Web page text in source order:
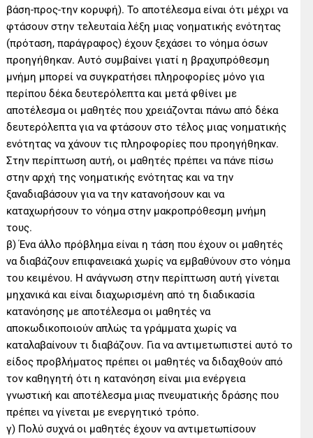
βάση-προς-την κορυφή). Το αποτέλεσμα είναι ότι μέχρι να
φτάσουν στην τελευταία λέξη μιας νοηματικής ενότητας
(πρόταση, παράγραφος) έχουν ξεχάσει το νόημα όσων
προηγήθηκαν. Αυτό συμβαίνει γιατί η βραχυπρόθεσμη
μνήμη μπορεί να συγκρατήσει πληροφορίες μόνο για
περίπου δέκα δευτερόλεπτα και μετά φθίνει με
αποτέλεσμα οι μαθητές που χρειάζονται πάνω από δέκα
δευτερόλεπτα για να φτάσουν στο τέλος μιας νοηματικής
ενότητας να χάνουν τις πληροφορίες που προηγήθηκαν.
Στην περίπτωση αυτή, οι μαθητές πρέπει να πάνε πίσω
στην αρχή της νοηματικής ενότητας και να την
ξαναδιαβάσουν για να την κατανοήσουν και να
καταχωρήσουν το νόημα στην μακροπρόθεσμη μνήμη
τους.
β) Ένα άλλο πρόβλημα είναι η τάση που έχουν οι μαθητές
να διαβάζουν επιφανειακά χωρίς να εμβαθύνουν στο νόημα
του κειμένου. Η ανάγνωση στην περίπτωση αυτή γίνεται
μηχανικά και είναι διαχωρισμένη από τη διαδικασία
κατανόησης με αποτέλεσμα οι μαθητές να
αποκωδικοποιούν απλώς τα γράμματα χωρίς να
καταλαβαίνουν τι διαβάζουν. Για να αντιμετωπιστεί αυτό το
είδος προβλήματος πρέπει οι μαθητές να διδαχθούν από
τον καθηγητή ότι η κατανόηση είναι μια ενέργεια
γνωστική και αποτέλεσμα μιας πνευματικής δράσης που
πρέπει να γίνεται με ενεργητικό τρόπο.
γ) Πολύ συχνά οι μαθητές έχουν να αντιμετωπίσουν